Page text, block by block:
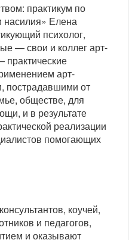
практикум по
Елена
психолог,
— свои и коллег арт-
арт-
пострадавшими от
об­ществе, для
и в результате
реализации
помогающих
коучей,
и педагогов,
и оказывают